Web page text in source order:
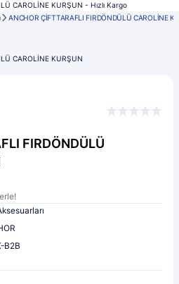
ANCHOR ÇİFTTARAFLI FIRDÖNDÜLÜ CAROLİNE
FIRDÖNDÜLÜ
B2B